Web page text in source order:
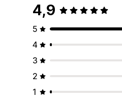
4,9
5
4
3
2
1